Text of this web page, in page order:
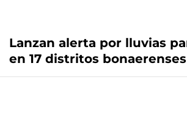
Lanzan alerta por lluvias
en 17 distritos bonaerenses